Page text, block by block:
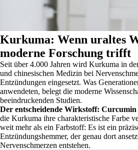
Kurkuma: Wenn uraltes
moderne Forschung trifft
Seit über 4.000 Jahren wird Kurkuma in
und chinesischen Medizin bei
Entzündungen eingesetzt. Was
anwendeten, belegt die moderne
beeindruckenden Studien.
Der entscheidende Wirkstoff: Curcumin
die Kurkuma ihre charakteristische Farbe
weit mehr als ein Farbstoff: Es ist ein
Entzündungshemmer, der genau dort
Nervenschmerzen entstehen.